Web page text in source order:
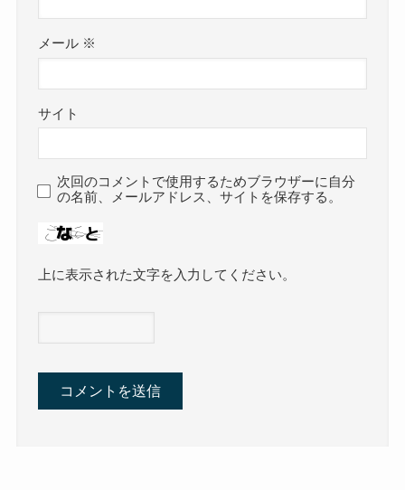
メール ※
サイト
次回のコメントで使用するためブラウザーに自分
の名前、メールアドレス、サイトを保存する。
上に表示された文字を入力してください。